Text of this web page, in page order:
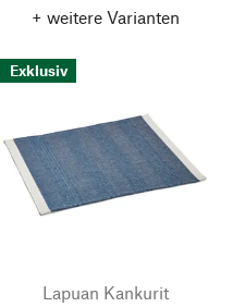
+ weitere Varianten
Exklusiv
Lapuan Kankurit